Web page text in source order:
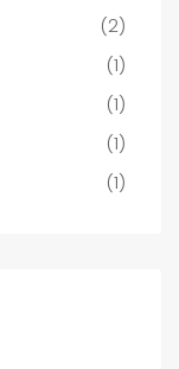
(2)
(1)
(1)
(1)
(1)